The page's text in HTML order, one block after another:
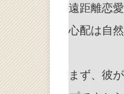
遠距離恋
心配は自
まず、彼